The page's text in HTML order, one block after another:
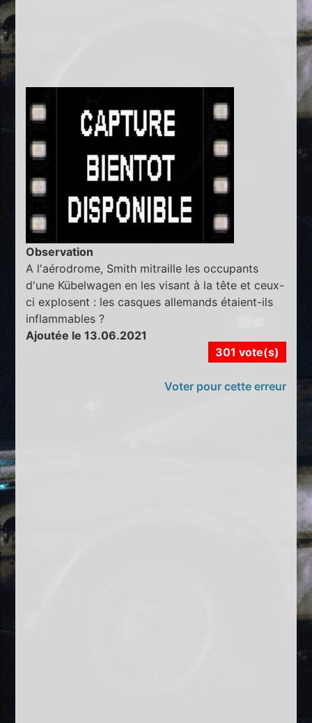
Observation
A l'aérodrome, Smith mitraille les occupants
d'une Kübelwagen en les visant à la tête et ceux-
ci explosent : les casques allemands étaient-ils
inflammables ?
Ajoutée le 13.06.2021
301 vote(s)
Voter pour cette erreur